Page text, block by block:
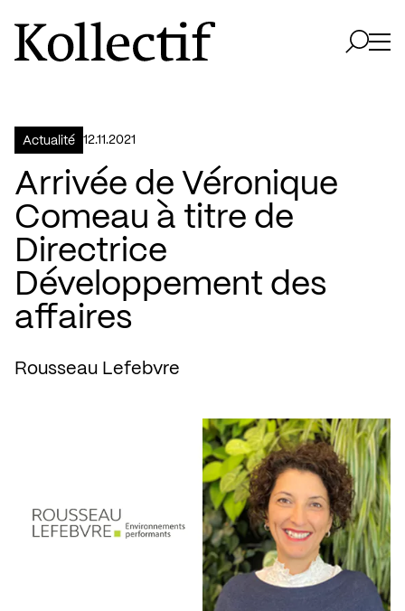
Aller à la page d'accueil
Logo Kollectif
Actualité 12.11.2021
Arrivée de Véronique
Comeau à titre de
Directrice
Développement des
affaires
Rousseau Lefebvre